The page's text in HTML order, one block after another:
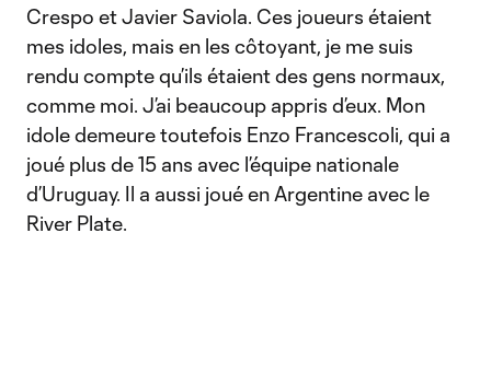
Crespo et Javier Saviola. Ces joueurs étaient
mes idoles, mais en les côtoyant, je me suis
rendu compte qu’ils étaient des gens normaux,
comme moi. J’ai beaucoup appris d’eux. Mon
idole demeure toutefois Enzo Francescoli, qui a
joué plus de 15 ans avec l’équipe nationale
d’Uruguay. Il a aussi joué en Argentine avec le
River Plate.